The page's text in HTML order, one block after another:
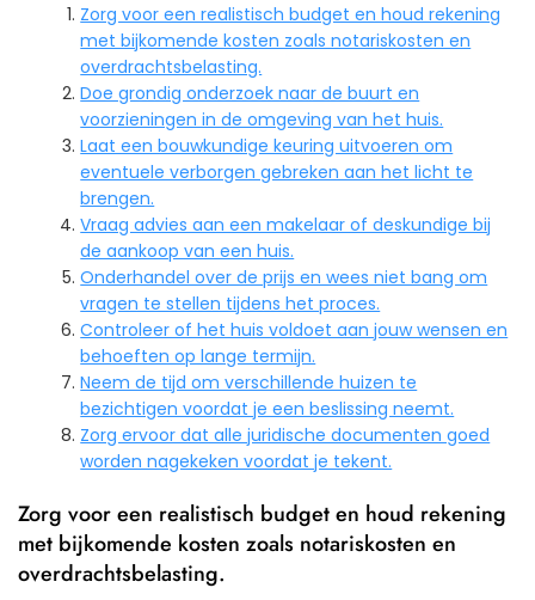
Zorg voor een realistisch budget en houd rekening
met bijkomende kosten zoals notariskosten en
overdrachtsbelasting.
Doe grondig onderzoek naar de buurt en
voorzieningen in de omgeving van het huis.
Laat een bouwkundige keuring uitvoeren om
eventuele verborgen gebreken aan het licht te
brengen.
Vraag advies aan een makelaar of deskundige bij
de aankoop van een huis.
Onderhandel over de prijs en wees niet bang om
vragen te stellen tijdens het proces.
Controleer of het huis voldoet aan jouw wensen en
behoeften op lange termijn.
Neem de tijd om verschillende huizen te
bezichtigen voordat je een beslissing neemt.
Zorg ervoor dat alle juridische documenten goed
worden nagekeken voordat je tekent.
Zorg voor een realistisch budget en houd rekening
met bijkomende kosten zoals notariskosten en
overdrachtsbelasting.